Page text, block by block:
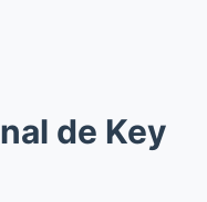
de Key